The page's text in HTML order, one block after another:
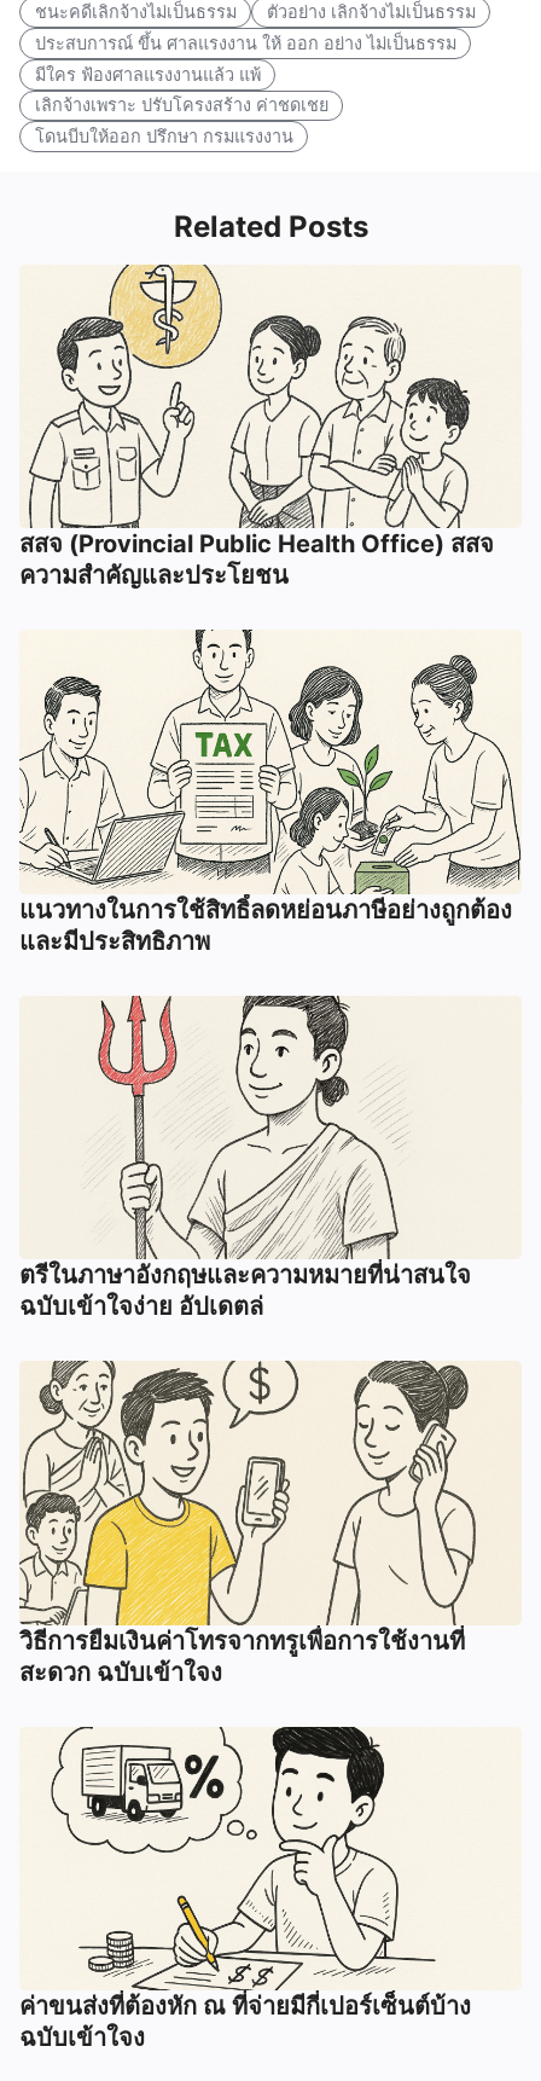
ชนะคดีเลิกจ้างไม่เป็นธรรม
ตัวอย่าง เลิกจ้างไม่เป็นธรรม
ประสบการณ์ ขึ้น ศาลแรงงาน ให้ ออก อย่าง ไม่เป็นธรรม
มีใคร ฟ้องศาลแรงงานแล้ว แพ้
เลิกจ้างเพราะ ปรับโครงสร้าง ค่าชดเชย
โดนบีบให้ออก ปรึกษา กรมแรงงาน
Related Posts
สสจ (Provincial Public Health Office) สสจ
ความสำคัญและประโยชน
แนวทางในการใช้สิทธิ์ลดหย่อนภาษีอย่างถูกต้อง
และมีประสิทธิภาพ
ตรีในภาษาอังกฤษและความหมายที่น่าสนใจ
ฉบับเข้าใจง่าย อัปเดตล่
วิธีการยืมเงินค่าโทรจากทรูเพื่อการใช้งานที่
สะดวก ฉบับเข้าใจง
ค่าขนส่งที่ต้องหัก ณ ที่จ่ายมีกี่เปอร์เซ็นต์บ้าง
ฉบับเข้าใจง